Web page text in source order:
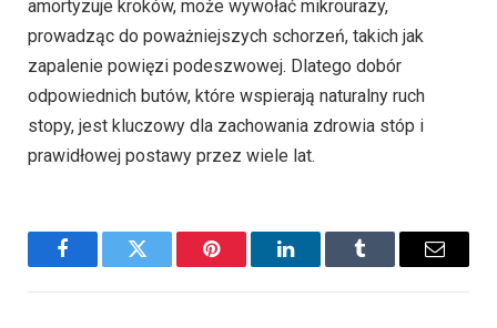
amortyzuje kroków, może wywołać mikrourazy,
prowadząc do poważniejszych schorzeń, takich jak
zapalenie powięzi podeszwowej. Dlatego dobór
odpowiednich butów, które wspierają naturalny ruch
stopy, jest kluczowy dla zachowania zdrowia stóp i
prawidłowej postawy przez wiele lat.
FacebookTwitter Pinterest LinkedInTumblr Email